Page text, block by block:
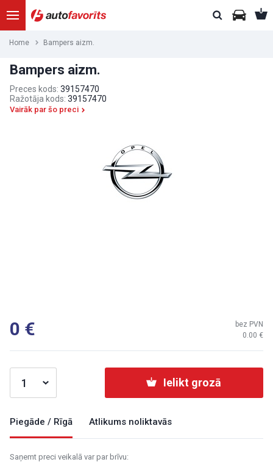
Home Bampers aizm.
Bampers aizm.
Preces kods: 39157470
Ražotāja kods: 39157470
Vairāk par šo preci
0 0.00
bez PVN
Ielikt grozā
Piegāde / Rīgā Atlikums noliktavās
Saņemt preci veikalā var par brīvu: